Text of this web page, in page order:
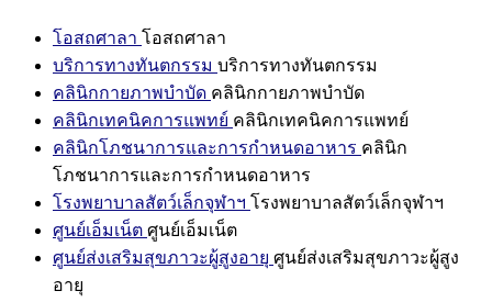
โอสถศาลา โอสถศาลา
บริการทางทันตกรรม บริการทางทันตกรรม
คลินิกกายภาพบำบัด คลินิกกายภาพบำบัด
คลินิกเทคนิคการแพทย์ คลินิกเทคนิคการแพทย์
คลินิกโภชนาการและการกำหนดอาหาร คลินิก
โภชนาการและการกำหนดอาหาร
โรงพยาบาลสัตว์เล็กจุฬาฯ โรงพยาบาลสัตว์เล็กจุฬาฯ
ศูนย์เอ็มเน็ต ศูนย์เอ็มเน็ต
ศูนย์ส่งเสริมสุขภาวะผู้สูงอายุ ศูนย์ส่งเสริมสุขภาวะผู้สูง
อายุ